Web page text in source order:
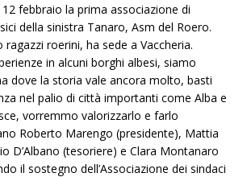
12 febbraio la prima associazione di
della sinistra Tanaro, Asm del Roero.
roerini, ha sede a Vaccheria.
in alcuni borghi albesi, siamo
dove la storia vale ancora molto, basti
nel palio di città importanti come Alba e
vorremmo valorizzarlo e farlo
Roberto Marengo (presidente), Mattia
D’Albano (tesoriere) e Clara Montanaro
il sostegno dell’Associazione dei sindaci